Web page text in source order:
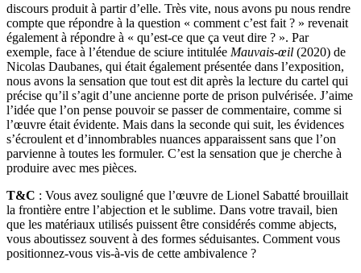
discours produit à partir d’elle. Très vite, nous avons pu nous rendre
compte que répondre à la question « comment c’est fait ? » revenait
également à répondre à « qu’est-ce que ça veut dire ? ». Par
exemple, face à l’étendue de sciure intitulée Mauvais-œil (2020) de
Nicolas Daubanes, qui était également présentée dans l’exposition,
nous avons la sensation que tout est dit après la lecture du cartel qui
précise qu’il s’agit d’une ancienne porte de prison pulvérisée. J’aime
l’idée que l’on pense pouvoir se passer de commentaire, comme si
l’œuvre était évidente. Mais dans la seconde qui suit, les évidences
s’écroulent et d’innombrables nuances apparaissent sans que l’on
parvienne à toutes les formuler. C’est la sensation que je cherche à
produire avec mes pièces.
T&C : Vous avez souligné que l’œuvre de Lionel Sabatté brouillait
la frontière entre l’abjection et le sublime. Dans votre travail, bien
que les matériaux utilisés puissent être considérés comme abjects,
vous aboutissez souvent à des formes séduisantes. Comment vous
positionnez-vous vis-à-vis de cette ambivalence ?